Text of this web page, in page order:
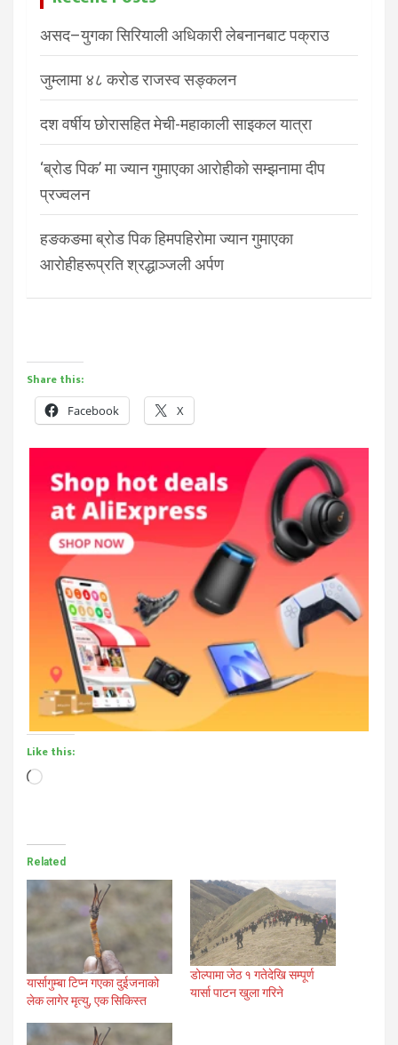
असद–युगका सिरियाली अधिकारी लेबनानबाट पक्राउ
जुम्लामा ४८ करोड राजस्व सङ्कलन
दश वर्षीय छोरासहित मेची-महाकाली साइकल यात्रा
‘ब्रोड पिक’ मा ज्यान गुमाएका आरोहीको सम्झनामा दीप
प्रज्वलन
हङकङमा ब्रोड पिक हिमपहिरोमा ज्यान गुमाएका
आरोहीहरूप्रति श्रद्धाञ्जली अर्पण
Share this:
Facebook X
Like this:
Loading…
Related
यार्सागुम्बा टिप्न गएका दुईजनाको
लेक लागेर मृत्यु, एक सिकिस्त
डोल्पामा जेठ १ गतेदेखि सम्पूर्ण
यार्सा पाटन खुला गरिने